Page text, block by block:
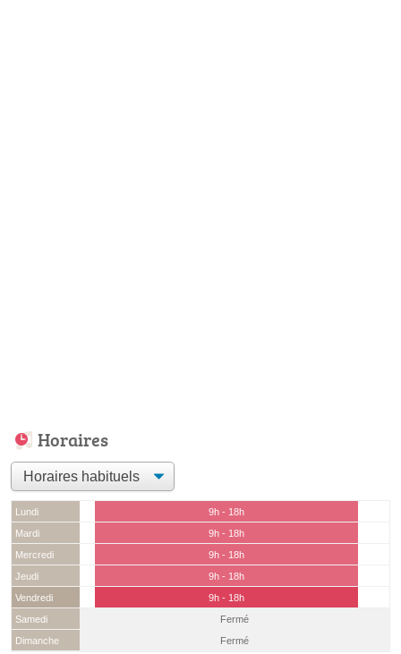
Horaires
Lundi
9h - 18h
Mardi
9h - 18h
Mercredi
9h - 18h
Jeudi
9h - 18h
Vendredi
9h - 18h
Samedi
Fermé
Dimanche
Fermé